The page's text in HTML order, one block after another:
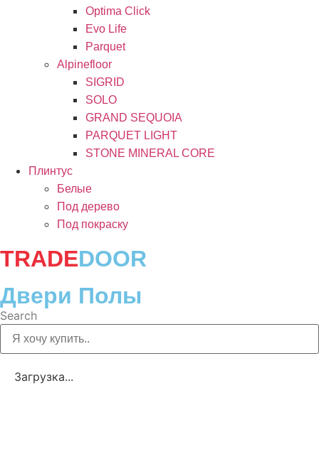
Optima Click
Evo Life
Parquet
Alpinefloor
SIGRID
SOLO
GRAND SEQUOIA
PARQUET LIGHT
STONE MINERAL CORE
Плинтус
Белые
Под дерево
Под покраску
TRADEDOOR
Двери Полы
Search
Загрузка...